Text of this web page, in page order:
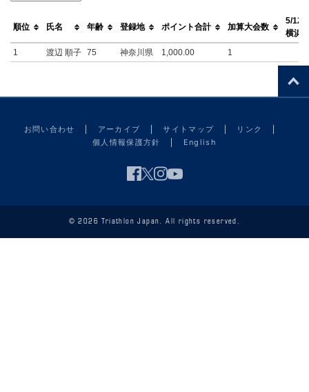
順位 氏名 年齢 登録地 ポイント合計 加算大会数
5/12
横浜
1
渡辺 順子 75 神奈川県 1,000.00 1
お問い合わせ アーカイブ サイトマップ
リンク
個人情報保護方針
English
© 2026 Triathlon Japan. All rights reserved.